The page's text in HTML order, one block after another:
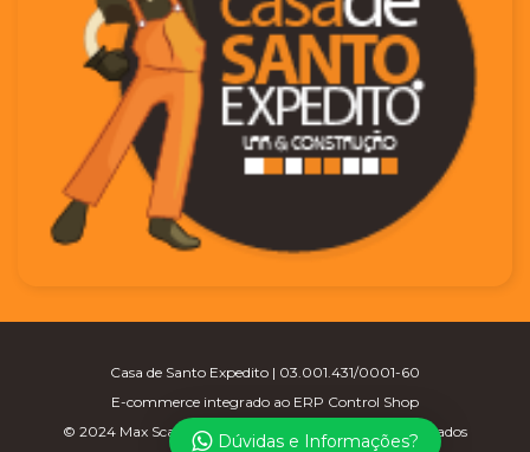
Dúvidas e Informações?
Casa de Santo Expedito | 03.001.431/0001-60
E-commerce integrado ao ERP Control Shop
© 2024 Max Scalla Informática | Todos os direitos reservados